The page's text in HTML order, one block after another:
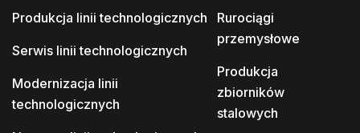
Produkcja linii technologicznych
Serwis linii technologicznych
Modernizacja linii
technologicznych
Rurociągi
przemysłowe
Produkcja
zbiorników
stalowych